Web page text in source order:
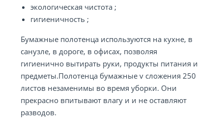
экологическая чистота ;
гигиеничность ;
Бумажные полотенца используются на кухне, в
санузле, в дороге, в офисах, позволяя
гигиенично вытирать руки, продукты питания и
предметы.Полотенца бумажные v сложения 250
листов незаменимы во время уборки. Они
прекрасно впитывают влагу и и не оставляют
разводов.